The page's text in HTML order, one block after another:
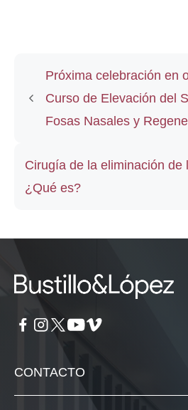
Próxima celebración en
Curso de Elevación del
Fosas Nasales y
Cirugía de la eliminación de
¿Qué es?
CONTACTO